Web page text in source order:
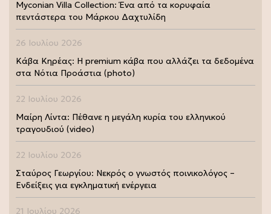
Myconian Villa Collection: Ένα από τα κορυφαία
πεντάστερα του Μάρκου Δαχτυλίδη
26 Ιουλίου 2026
Κάβα Κηρέας: Η premium κάβα που αλλάζει τα δεδομένα
στα Νότια Προάστια (photo)
22 Ιουλίου 2026
Μαίρη Λίντα: Πέθανε η μεγάλη κυρία του ελληνικού
τραγουδιού (video)
22 Ιουλίου 2026
Σταύρος Γεωργίου: Νεκρός ο γνωστός ποινικολόγος –
Ενδείξεις για εγκληματική ενέργεια
21 Ιουλίου 2026